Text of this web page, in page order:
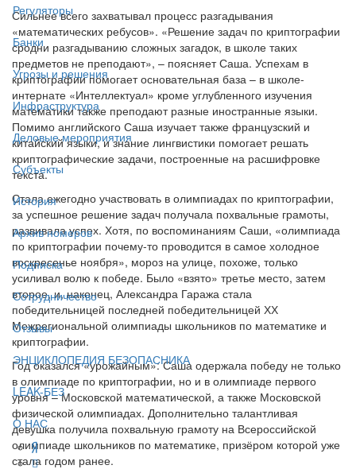
Регуляторы
Банки
Угрозы и решения
Инфраструктура
Деловые мероприятия
Субъекты
История
Архив номеров
Подписка
Сотрудничество
Отзывы
ЭНЦИКЛОПЕДИЯ БЕЗОПАСНИКА
LEAK-БЕЗ
О НАС
Сильнее всего захватывал процесс разгадывания
«математических ребусов». «Решение задач по криптографии
сродни разгадыванию сложных загадок, в школе таких
предметов не преподают», – поясняет Саша. Успехам в
криптографии помогает основательная база – в школе-
интернате «Интеллектуал» кроме углубленного изучения
математики также преподают разные иностранные языки.
Помимо английского Саша изучает также французский и
китайский языки, и знание лингвистики помогает решать
криптографические задачи, построенные на расшифровке
текста.
Стала ежегодно участвовать в олимпиадах по криптографии,
за успешное решение задач получала похвальные грамоты,
развивала успех. Хотя, по воспоминаниям Саши, «олимпиада
по криптографии почему-то проводится в самое холодное
воскресенье ноября», мороз на улице, похоже, только
усиливал волю к победе. Было «взято» третье место, затем
второе, и, наконец, Александра Гаража стала
победительницей последней победительницей ХХ
Межрегиональной олимпиады школьников по математике и
криптографии.
Год оказался «урожайным»: Саша одержала победу не только
в олимпиаде по криптографии, но и в олимпиаде первого
уровня – Московской математической, а также Московской
физической олимпиадах. Дополнительно талантливая
девушка получила похвальную грамоту на Всероссийской
олимпиаде школьников по математике, призёром которой уже
стала годом ранее.